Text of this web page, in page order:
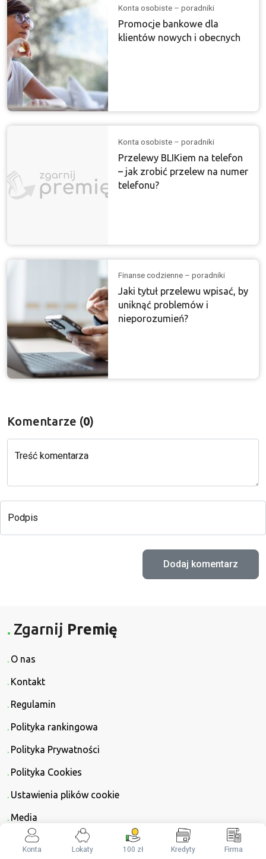
Konta osobiste – poradniki
Promocje bankowe dla
klientów nowych i obecnych
Konta osobiste – poradniki
Przelewy BLIKiem na telefon
– jak zrobić przelew na numer
telefonu?
Finanse codzienne – poradniki
Jaki tytuł przelewu wpisać, by
uniknąć problemów i
nieporozumień?
Komentarze (0)
Treść komentarza
Podpis
Zgarnij Premię
O nas
Kontakt
Regulamin
Polityka rankingowa
Polityka Prywatności
Polityka Cookies
Ustawienia plików cookie
Media
Grupa Bonnier
Konta Lokaty 100 zł Kredyty Firma